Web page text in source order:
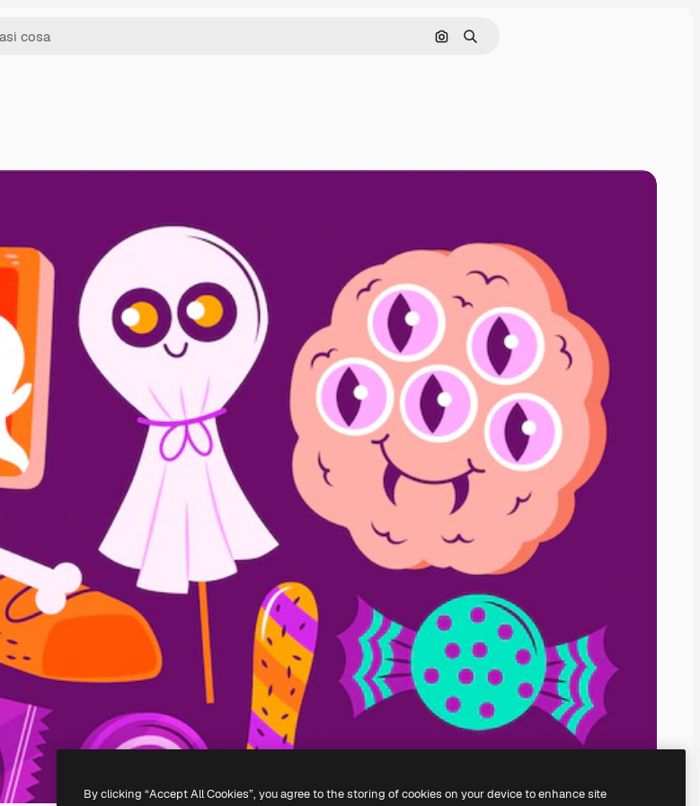
Cerca per immagine
Ricerca
By clicking “Accept All Cookies”, you agree to the storing of cookies on your device to enhance site